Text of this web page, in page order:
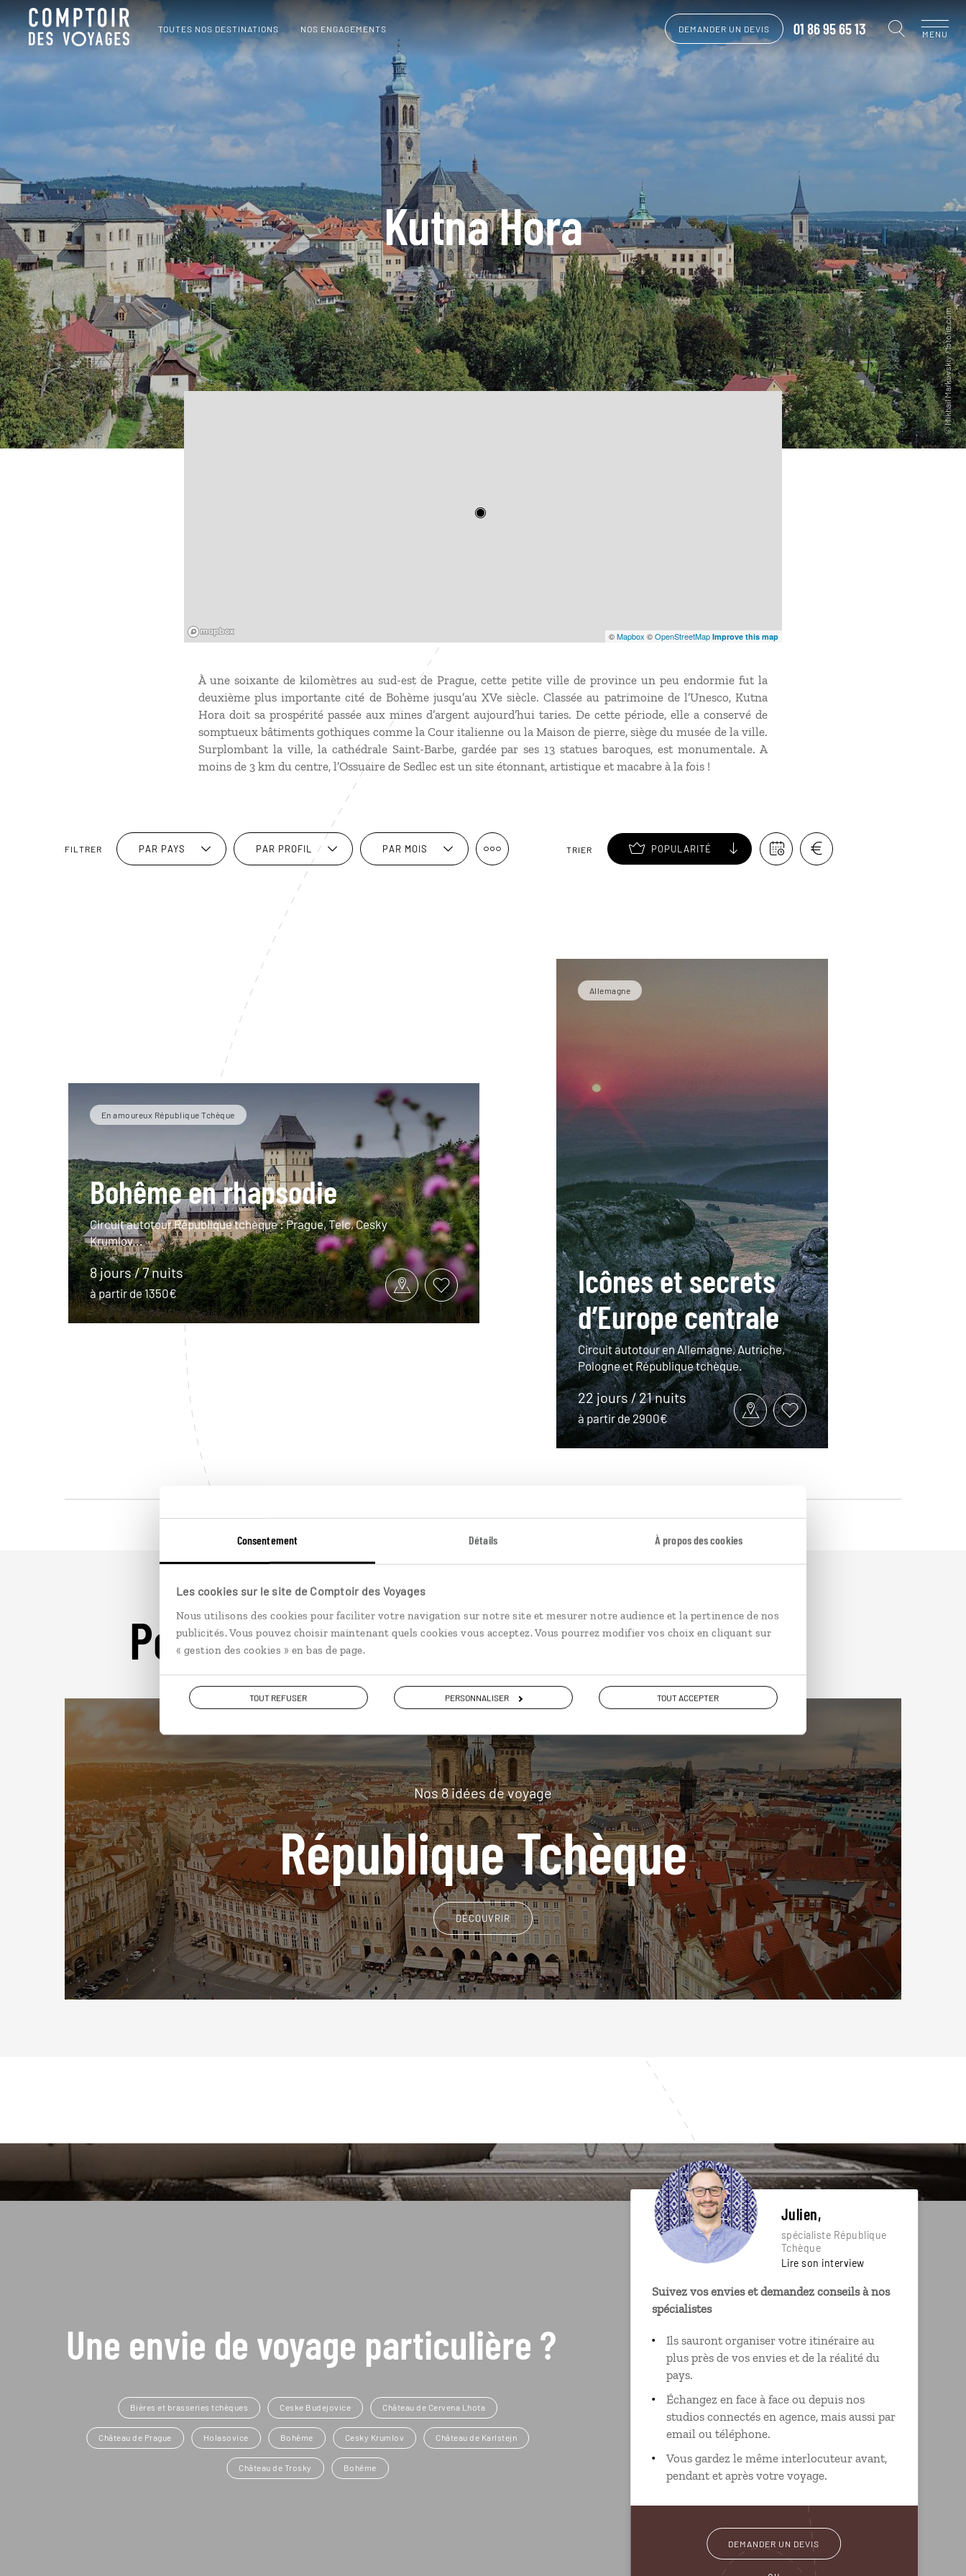
Consentement Détails À propos des cookies
Les cookies sur le site de Comptoir des Voyages
Nous utilisons des cookies pour faciliter votre navigation sur notre site et mesurer notre audience et la pertinence de nos
publicités. Vous pouvez choisir maintenant quels cookies vous acceptez. Vous pourrez modifier vos choix en cliquant sur
« gestion des cookies » en bas de page.
TOUT REFUSER PERSONNALISER TOUT ACCEPTER
TOUTES NOS DESTINATIONS NOS ENGAGEMENTS DEMANDER UN DEVIS 01 86 95 65 13 MENU
Kutna Hora
©Mapbox ©OpenStreetMap Improve this map
À une soixante de kilomètres au sud-est de Prague, cette petite ville de province un peu endormie fut la
deuxième plus importante cité de Bohème jusqu’au XVe siècle. Classée au patrimoine de l’Unesco, Kutna
Hora doit sa prospérité passée aux mines d’argent aujourd’hui taries. De cette période, elle a conservé de
somptueux bâtiments gothiques comme la Cour italienne ou la Maison de pierre, siège du musée de la ville.
Surplombant la ville, la cathédrale Saint-Barbe, gardée par ses 13 statues baroques, est monumentale. A
moins de 3 km du centre, l’Ossuaire de Sedlec est un site étonnant, artistique et macabre à la fois !
FILTRER PAR PAYS PAR PROFIL PAR MOIS TRIER POPULARITÉ
En amoureux République Tchèque
Bohême en rhapsodie
Circuit autotour République tchèque : Prague, Telc, Cesky
Krumlov...
8 jours / 7 nuits
à partir de 1350€
Allemagne
Icônes et secrets
d’Europe centrale
Circuit autotour en Allemagne, Autriche,
Pologne et République tchèque.
22 jours / 21 nuits
à partir de 2900€
Pour aller plus loin
Nos 8 idées de voyage
République Tchèque
DÉCOUVRIR
Une envie de voyage particulière ?
Bières et brasseries tchèques Ceske Budejovice Château de Cervena Lhota
Château de Prague Holasovice Bohême Cesky Krumlov Château de Karlstejn
Château de Trosky Bohême
Julien,
spécialiste République
Tchèque
Lire son interview
Suivez vos envies et demandez conseils à nos
spécialistes
Ils sauront organiser votre itinéraire au
plus près de vos envies et de la réalité du
pays.
Échangez en face à face ou depuis nos
studios connectés en agence, mais aussi par
email ou téléphone.
Vous gardez le même interlocuteur avant,
pendant et après votre voyage.
DEMANDER UN DEVIS